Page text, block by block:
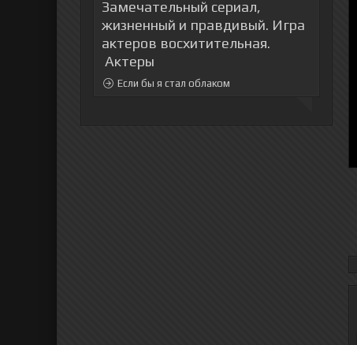
Замечательный сериал,
жизненный и правдивый. Игра
актеров восхитительная.
Актеры
Если бы я стал облаком